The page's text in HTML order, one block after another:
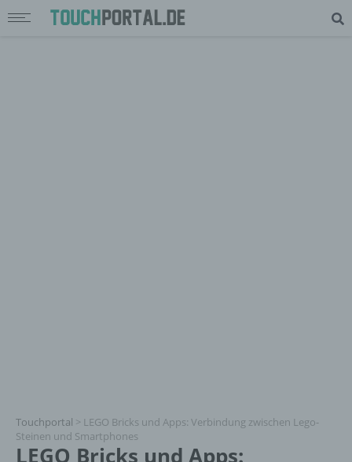
Touchportal > LEGO Bricks und Apps: Verbindung zwischen Lego-
Steinen und Smartphones
LEGO Bricks und Apps: